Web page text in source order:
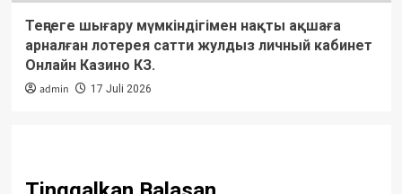
Теңгеге шығару мүмкіндігімен нақты ақшаға
арналған лотерея сатти жулдыз личный кабинет
Онлайн Казино КЗ.
admin 17 Juli 2026